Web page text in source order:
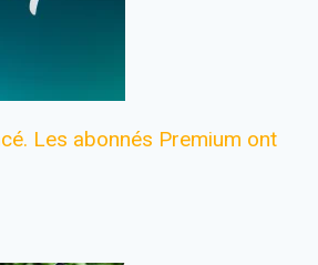
Les abonnés Premium ont